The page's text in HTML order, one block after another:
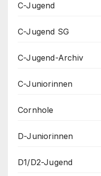
C-Jugend
C-Jugend SG
C-Jugend-Archiv
C-Juniorinnen
Cornhole
D-Juniorinnen
D1/D2-Jugend